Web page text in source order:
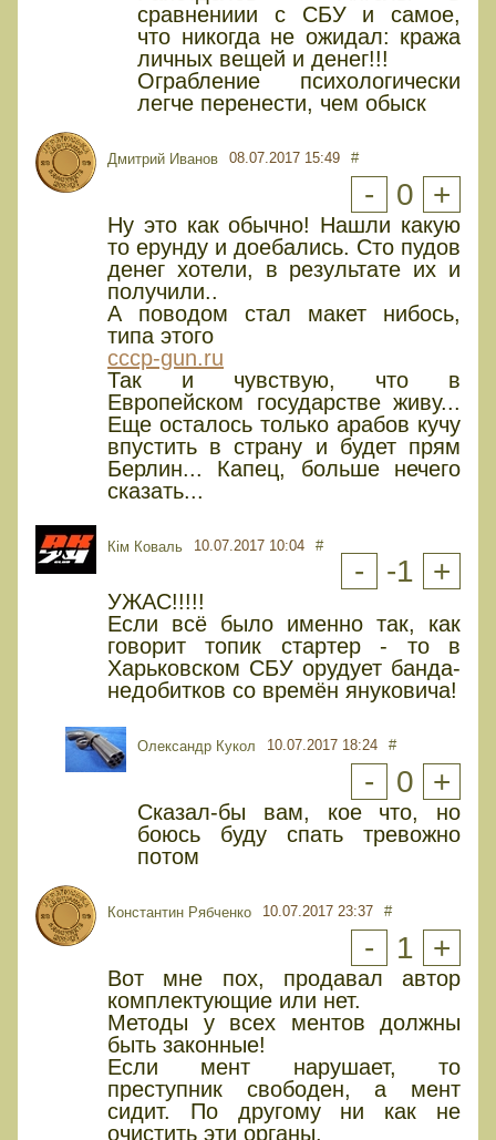
сравнениии с СБУ и самое,
что никогда не ожидал: кража
личных вещей и денег!!!
Ограбление психологически
легче перенести, чем обыск
Дмитрий Иванов 08.07.2017 15:49 #
- 0 +
Ну это как обычно! Нашли какую
то ерунду и доебались. Сто пудов
денег хотели, в результате их и
получили..
А поводом стал макет нибось,
типа этого
cccp-gun.ru
Так и чувствую, что в
Европейском государстве живу...
Еще осталось только арабов кучу
впустить в страну и будет прям
Берлин... Капец, больше нечего
сказать...
Кім Коваль 10.07.2017 10:04 #
- -1 +
УЖАС!!!!!
Если всё было именно так, как
говорит топик стартер - то в
Харьковском СБУ орудует банда-
недобитков со времён януковича!
Олександр Кукол 10.07.2017 18:24 #
- 0 +
Сказал-бы вам, кое что, но
боюсь буду спать тревожно
потом
Константин Рябченко 10.07.2017 23:37 #
- 1 +
Вот мне пох, продавал автор
комплектующие или нет.
Методы у всех ментов должны
быть законные!
Если мент нарушает, то
преступник свободен, а мент
сидит. По другому ни как не
очистить эти органы.